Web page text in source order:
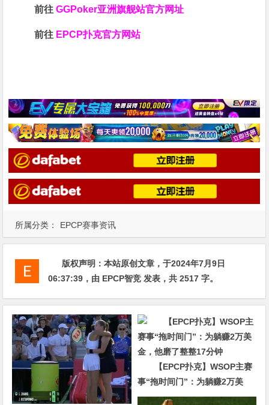
所属分类： EPCP赛事资讯
前往GGPoker亚洲旗舰站官方网址
前往 EPCP扑克官方网站
版权声明：本站原创文章，于2024年7月9日
06:37:39 ，由 EPCP智竞 发表，共 2517 字。
【EPCP扑克】WSOP主赛
事“拖时间门”：为躺赚2万美
金，他磨了整整17分钟